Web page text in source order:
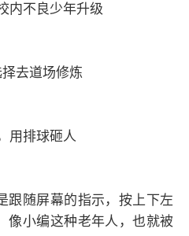
内不良少年升级
去道场修炼
用排球砸人
跟随屏幕的指示，按上下左
像小编这种老年人，也就被